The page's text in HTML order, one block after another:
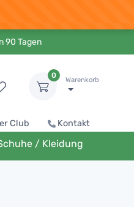
90 Tagen
0
Warenkorb
Club Kontakt
/ Kleidung